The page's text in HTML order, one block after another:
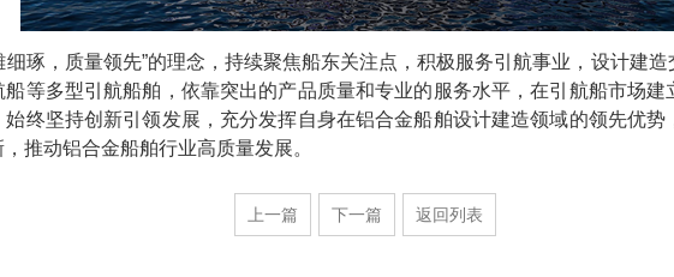
细琢，质量领先”的理念，持续聚焦船东关注点，积极服务引航事业，设计建
等多型引航船舶，依靠突出的产品质量和专业的服务水平，在引航船市场
终坚持创新引领发展，充分发挥自身在铝合金船舶设计建造领域的领先优
推动铝合金船舶行业高质量发展。
上一篇 下一篇 返回列表